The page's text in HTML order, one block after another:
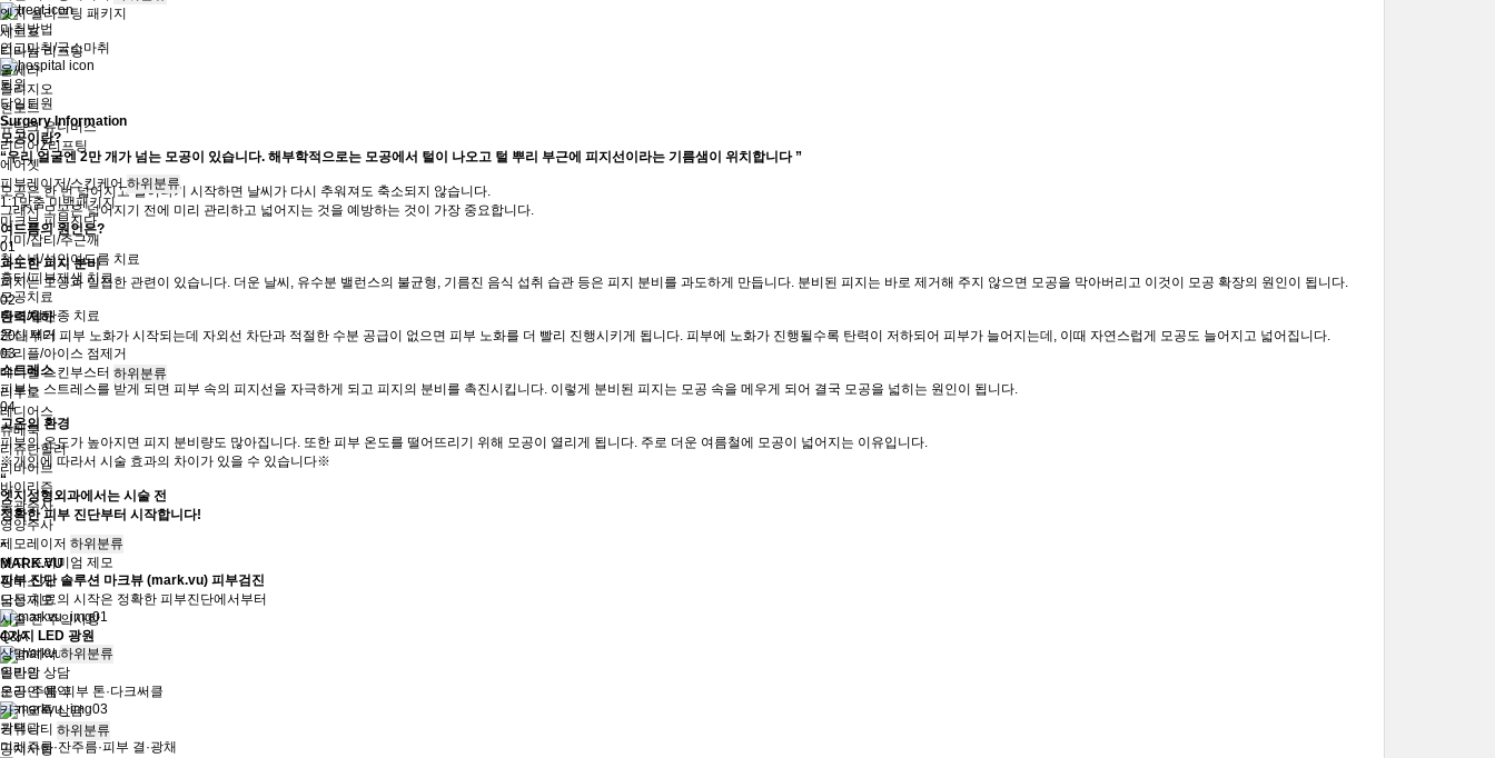
엣지 실리프팅 패키지
세르프
티타늄 리프팅
울쎄라
올리지오
인모드
슈링크 유니버스
리니어Z리프팅
에어젯
피부레이저/스킨케어 하위분류
1:1맞춤 미백패키지
마크뷰 피부진단
기미/잡티/주근깨
청소년/성인여드름 치료
흉터/피부재생 치료
모공치료
홍조/혈관종 치료
문신 제거
트리플/아이스 점제거
메디컬 스킨부스터 하위분류
리투오
레디어스
쥬베룩
리쥬란힐러
리바이브
바이리즌
물광주사
영양주사
제모레이저 하위분류
엣지 프리미엄 제모
장비소개
남성제모
시술 전 주의사항
Q&A
상담/예약 하위분류
온라인 상담
온라인 예약
카카오톡 상담
커뮤니티 하위분류
공지사항
마취방법
연고마취/국소마취
퇴원
당일퇴원
Surgery Information
모공이란?
“우리 얼굴엔 2만 개가 넘는 모공이 있습니다. 해부학적으로는 모공에서 털이 나오고 털 뿌리 부근에 피지선이라는 기름샘이 위치합니다 ”
모공은 한 번 넓어지고 늘어나기 시작하면 날씨가 다시 추워져도 축소되지 않습니다.
그래서 모공은 넓어지기 전에 미리 관리하고 넓어지는 것을 예방하는 것이 가장 중요합니다.
여드름의 원인은?
01
과도한 피지 분비
피지는 모공과 밀접한 관련이 있습니다. 더운 날씨, 유수분 밸런스의 불균형, 기름진 음식 섭취 습관 등은 피지 분비를 과도하게 만듭니다. 분비된 피지는 바로 제거해 주지 않으면 모공을 막아버리고 이것이 모공 확장의 원인이 됩니다.
02
탄력저하
20대부터 피부 노화가 시작되는데 자외선 차단과 적절한 수분 공급이 없으면 피부 노화를 더 빨리 진행시키게 됩니다. 피부에 노화가 진행될수록 탄력이 저하되어 피부가 늘어지는데, 이때 자연스럽게 모공도 늘어지고 넓어집니다.
03
스트레스
피부는 스트레스를 받게 되면 피부 속의 피지선을 자극하게 되고 피지의 분비를 촉진시킵니다. 이렇게 분비된 피지는 모공 속을 메우게 되어 결국 모공을 넓히는 원인이 됩니다.
04
고온의 환경
피부의 온도가 높아지면 피지 분비량도 많아집니다. 또한 피부 온도를 떨어뜨리기 위해 모공이 열리게 됩니다. 주로 더운 여름철에 모공이 넓어지는 이유입니다.
※개인에 따라서 시술 효과의 차이가 있을 수 있습니다※
“
엣지성형외과에서는 시술 전
정확한 피부 진단부터 시작합니다!
”
MARK.VU
피부 진단 솔루션 마크뷰 (mark.vu) 피부검진
모든 치료의 시작은 정확한 피부진단에서부터
4가지 LED 광원
일반광
모공·주름·피부 톤·다크써클
광택광
미래주름·잔주름·피부 결·광채